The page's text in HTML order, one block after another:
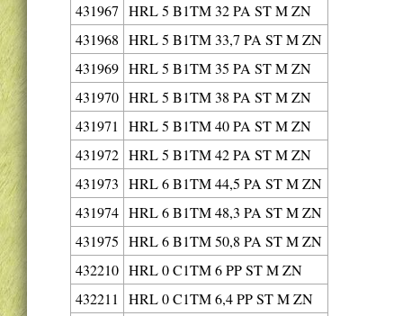
431967 HRL 5 B1TM 32 PA ST M ZN
431968 HRL 5 B1TM 33,7 PA ST M ZN
431969 HRL 5 B1TM 35 PA ST M ZN
431970 HRL 5 B1TM 38 PA ST M ZN
431971
HRL 5 B1TM 40 PA ST M ZN
431972 HRL 5 B1TM 42 PA ST M ZN
431973 HRL 6 B1TM 44,5 PA ST M ZN
431974 HRL 6 B1TM 48,3 PA ST M ZN
431975 HRL 6 B1TM 50,8 PA ST M ZN
432210 HRL 0 C1TM 6 PP ST M ZN
432211
HRL 0 C1TM 6,4 PP ST M ZN